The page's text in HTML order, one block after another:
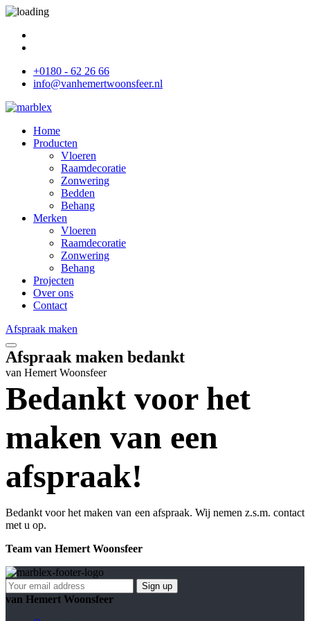
+0180 - 62 26 66
info@vanhemertwoonsfeer.nl
Home
Producten
Vloeren
Raamdecoratie
Zonwering
Bedden
Behang
Merken
Vloeren
Raamdecoratie
Zonwering
Behang
Projecten
Over ons
Contact
Afspraak maken
Afspraak maken bedankt
van Hemert Woonsfeer
Bedankt voor het
maken van een
afspraak!
Bedankt voor het maken van een afspraak. Wij nemen z.s.m. contact
met u op.
Team van Hemert Woonsfeer
van Hemert Woonsfeer